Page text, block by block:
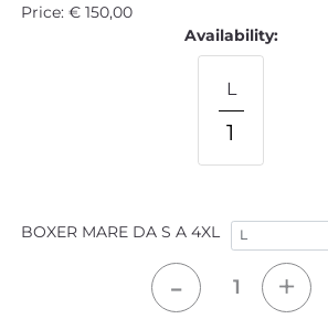
Price: € 150,00
Availability:
L
1
BOXER MARE DA S A 4XL